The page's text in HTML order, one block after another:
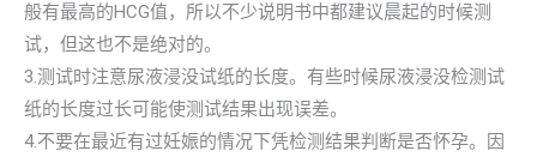
般有最高的HCG值，所以不少说明书中都建议晨起的时候测
试，但这也不是绝对的。
3.测试时注意尿液浸没试纸的长度。有些时候尿液浸没检测试
纸的长度过长可能使测试结果出现误差。
4.不要在最近有过妊娠的情况下凭检测结果判断是否怀孕。因